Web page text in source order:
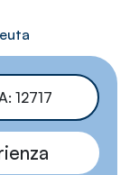
12717